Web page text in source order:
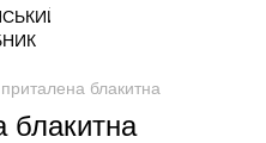
блакитна
блакитна